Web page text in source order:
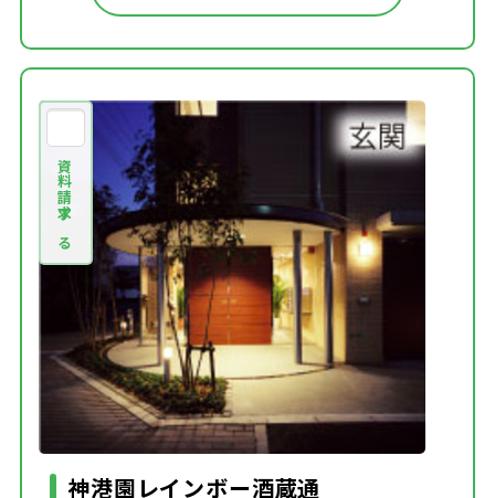
資料請求する
神港園レインボー酒蔵通